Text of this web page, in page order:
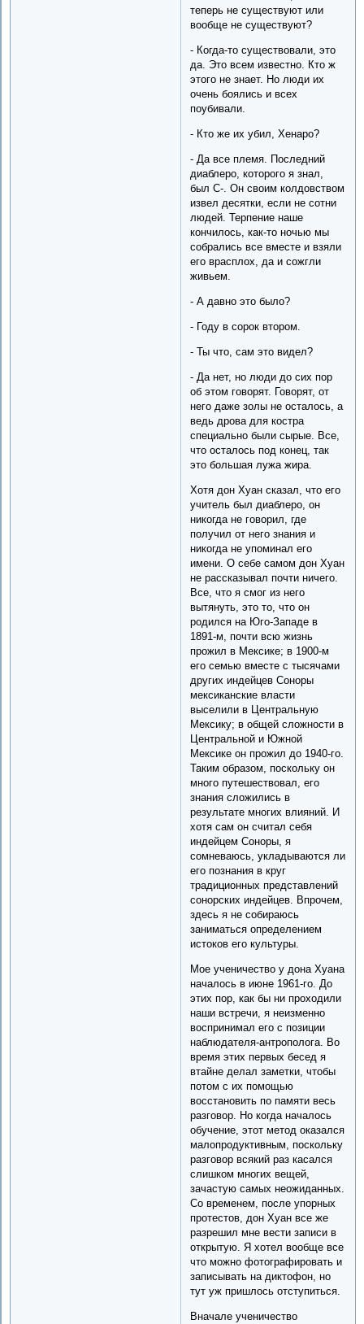
теперь не существуют или
вообще не существуют?
- Когда-то существовали, это
да. Это всем известно. Кто ж
этого не знает. Но люди их
очень боялись и всех
поубивали.
- Кто же их убил, Хенаро?
- Да все племя. Последний
диаблеро, которого я знал,
был С-. Он своим колдовством
извел десятки, если не сотни
людей. Терпение наше
кончилось, как-то ночью мы
собрались все вместе и взяли
его врасплох, да и сожгли
живьем.
- А давно это было?
- Году в сорок втором.
- Ты что, сам это видел?
- Да нет, но люди до сих пор
об этом говорят. Говорят, от
него даже золы не осталось, а
ведь дрова для костра
специально были сырые. Все,
что осталось под конец, так
это большая лужа жира.
Хотя дон Хуан сказал, что его
учитель был диаблеро, он
никогда не говорил, где
получил от него знания и
никогда не упоминал его
имени. О себе самом дон Хуан
не рассказывал почти ничего.
Все, что я смог из него
вытянуть, это то, что он
родился на Юго-Западе в
1891-м, почти всю жизнь
прожил в Мексике; в 1900-м
его семью вместе с тысячами
других индейцев Соноры
мексиканские власти
выселили в Центральную
Мексику; в общей сложности в
Центральной и Южной
Мексике он прожил до 1940-го.
Таким образом, поскольку он
много путешествовал, его
знания сложились в
результате многих влияний. И
хотя сам он считал себя
индейцем Соноры, я
сомневаюсь, укладываются ли
его познания в круг
традиционных представлений
сонорских индейцев. Впрочем,
здесь я не собираюсь
заниматься определением
истоков его культуры.
Мое ученичество у дона Хуана
началось в июне 1961-го. До
этих пор, как бы ни проходили
наши встречи, я неизменно
воспринимал его с позиции
наблюдателя-антрополога. Во
время этих первых бесед я
втайне делал заметки, чтобы
потом с их помощью
восстановить по памяти весь
разговор. Но когда началось
обучение, этот метод оказался
малопродуктивным, поскольку
разговор всякий раз касался
слишком многих вещей,
зачастую самых неожиданных.
Со временем, после упорных
протестов, дон Хуан все же
разрешил мне вести записи в
открытую. Я хотел вообще все
что можно фотографировать и
записывать на диктофон, но
тут уж пришлось отступиться.
Вначале ученичество